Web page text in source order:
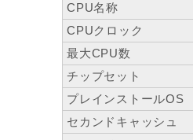
CPU名称
CPUクロック
最大CPU数
チップセット
プレインストールOS
セカンドキャッシュ